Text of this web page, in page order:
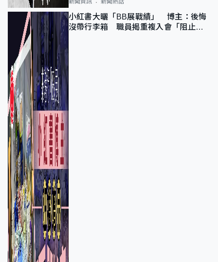
小紅書大曬「BB展戰績」 博主：後悔
沒帶行李箱 職員揭重複入會「阻止唔